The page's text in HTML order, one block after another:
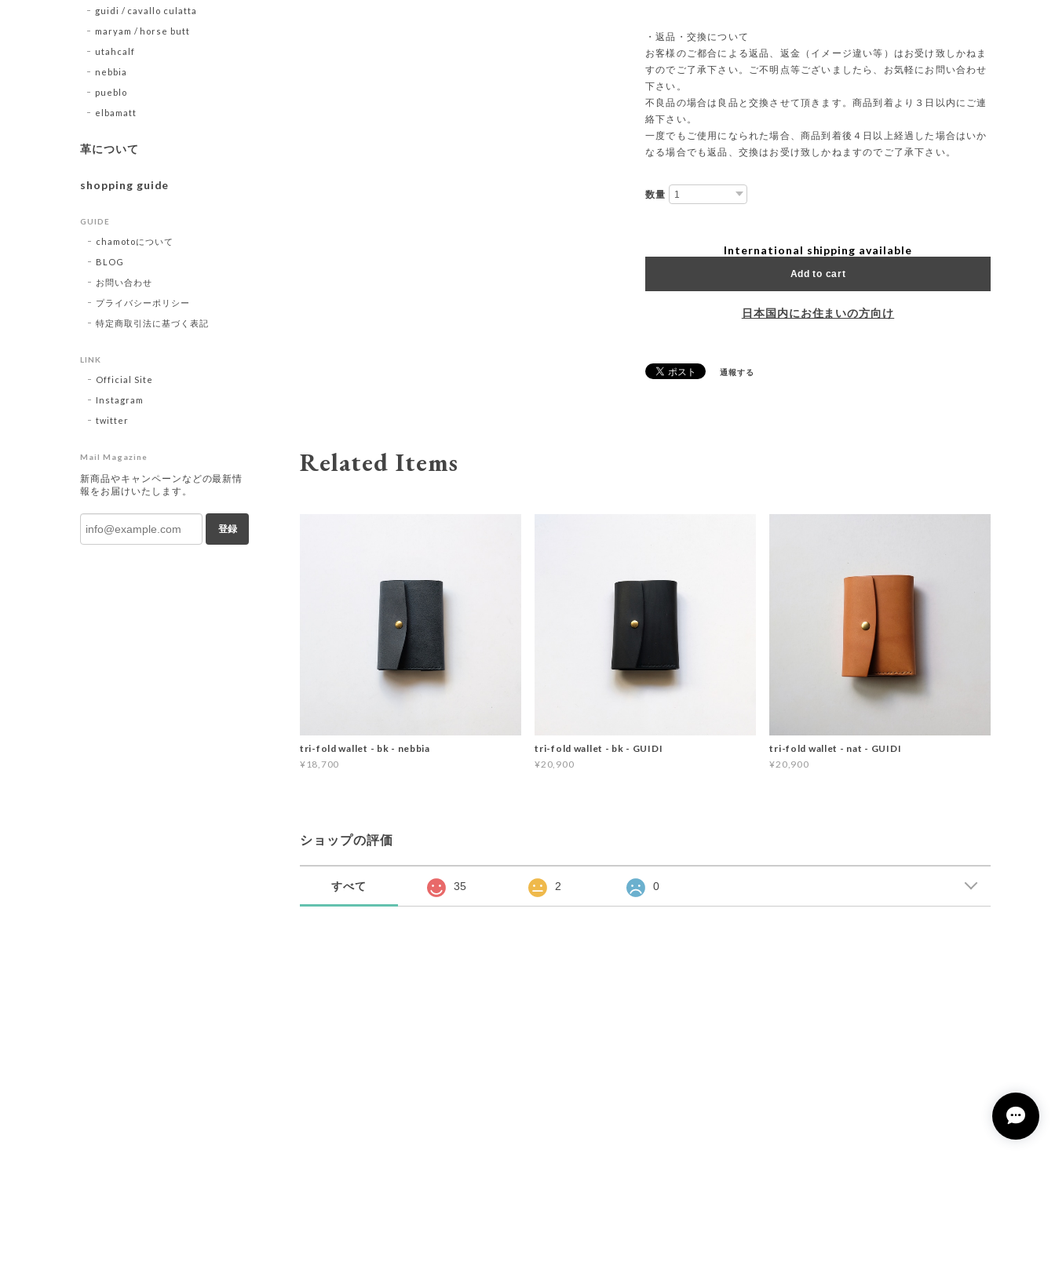
・返品・交換について
お客様のご都合による返品、返金（イメージ違い等）はお受け致しかねま
すのでご了承下さい。ご不明点等ございましたら、お気軽にお問い合わせ
下さい。
不良品の場合は良品と交換させて頂きます。商品到着より３日以内にご連
絡下さい。
一度でもご使用になられた場合、商品到着後４日以上経過した場合はいか
なる場合でも返品、交換はお受け致しかねますのでご了承下さい。
数量
International shipping available
Add to cart
日本国内にお住まいの方向け
通報する
Related Items
tri-fold wallet - bk - nebbia
¥18,700
tri-fold wallet - bk - GUIDI
¥20,900
tri-fold wallet - nat - GUIDI
¥20,900
ショップの評価
すべて 35 2 0
guidi / cavallo culatta
maryam / horse butt
utahcalf
nebbia
pueblo
elbamatt
革について
shopping guide
GUIDE
chamotoについて
BLOG
お問い合わせ
プライバシーポリシー
特定商取引法に基づく表記
LINK
Official Site
Instagram
twitter
Mail Magazine
新商品やキャンペーンなどの最新情
報をお届けいたします。
登録